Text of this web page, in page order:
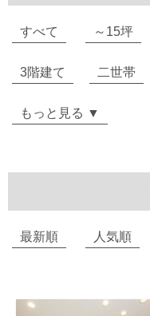
すべて ～15坪
3階建て 二世帯
もっと見る ▼
最新順 人気順